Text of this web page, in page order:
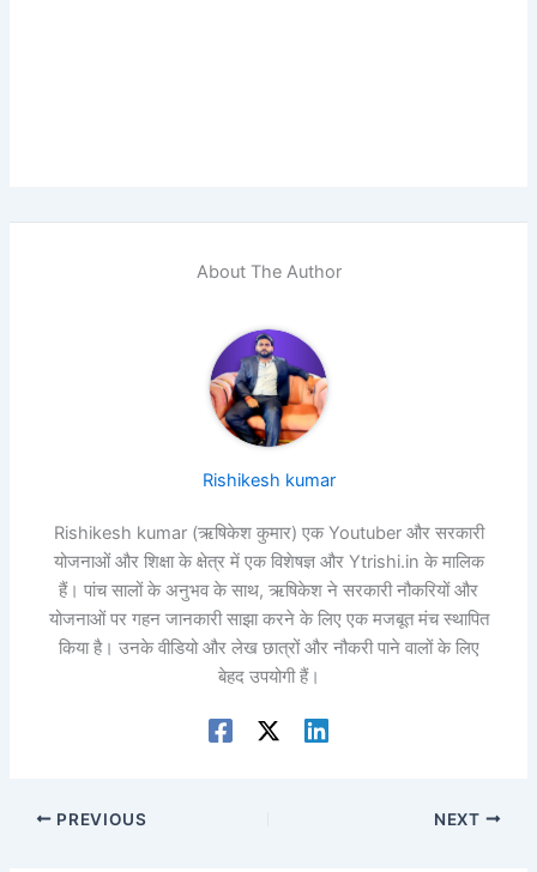
About The Author
Rishikesh kumar
Rishikesh kumar (ऋषिकेश कुमार) एक Youtuber और सरकारी
योजनाओं और शिक्षा के क्षेत्र में एक विशेषज्ञ और Ytrishi.in के मालिक
हैं। पांच सालों के अनुभव के साथ, ऋषिकेश ने सरकारी नौकरियों और
योजनाओं पर गहन जानकारी साझा करने के लिए एक मजबूत मंच स्थापित
किया है। उनके वीडियो और लेख छात्रों और नौकरी पाने वालों के लिए
बेहद उपयोगी हैं।
PREVIOUS NEXT